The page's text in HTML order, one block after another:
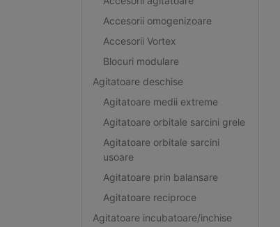
Accesorii omogenizoare
Accesorii Vortex
Blocuri modulare
Agitatoare deschise
Agitatoare medii extreme
Agitatoare orbitale sarcini grele
Agitatoare orbitale sarcini
usoare
Agitatoare prin balansare
Agitatoare reciproce
Agitatoare incubatoare/inchise